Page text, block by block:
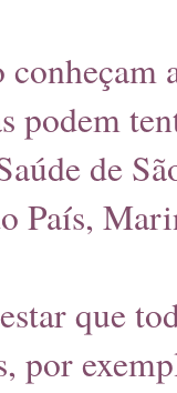
podem
de
País,
que
por